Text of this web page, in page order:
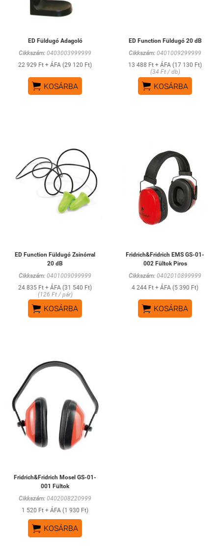
ED Füldugó Adagoló
Cikkszám: 0403003999999
22 929 Ft + ÁFA (29 120 Ft)
 KOSÁRBA
ED Function Füldugó 20 dB
Cikkszám: 0401009299999
13 488 Ft + ÁFA (17 130 Ft)
(34 Ft / db)
 KOSÁRBA
ED Function Füldugó Zsinórral
20 dB
Cikkszám: 0401009099999
24 835 Ft + ÁFA (31 540 Ft)
(126 Ft / pár)
 KOSÁRBA
Fridrich&Fridrich EMS GS-01-
002 Fültok Piros
Cikkszám: 0402010899999
4 244 Ft + ÁFA (5 390 Ft)
 KOSÁRBA
Fridrich&Fridrich Mosel GS-01-
001 Fültok
Cikkszám: 0402008220999
1 520 Ft + ÁFA (1 930 Ft)
 KOSÁRBA